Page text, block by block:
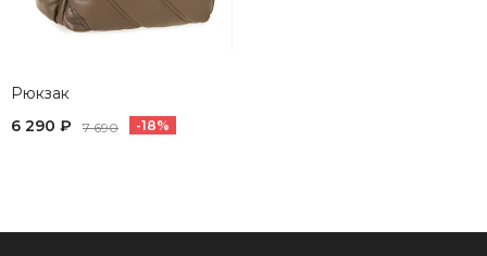
Рюкзак
6 290 ₽
7 690 -18%